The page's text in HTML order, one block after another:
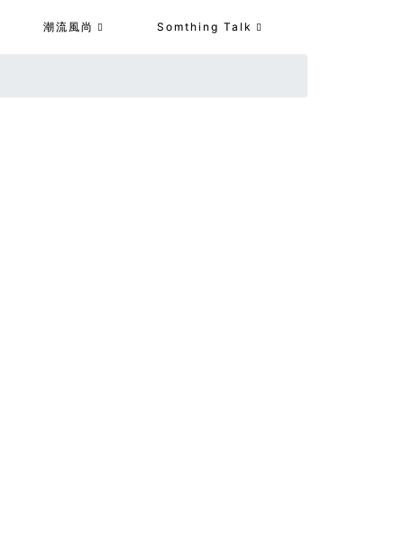
潮流風尚 Somthing Talk